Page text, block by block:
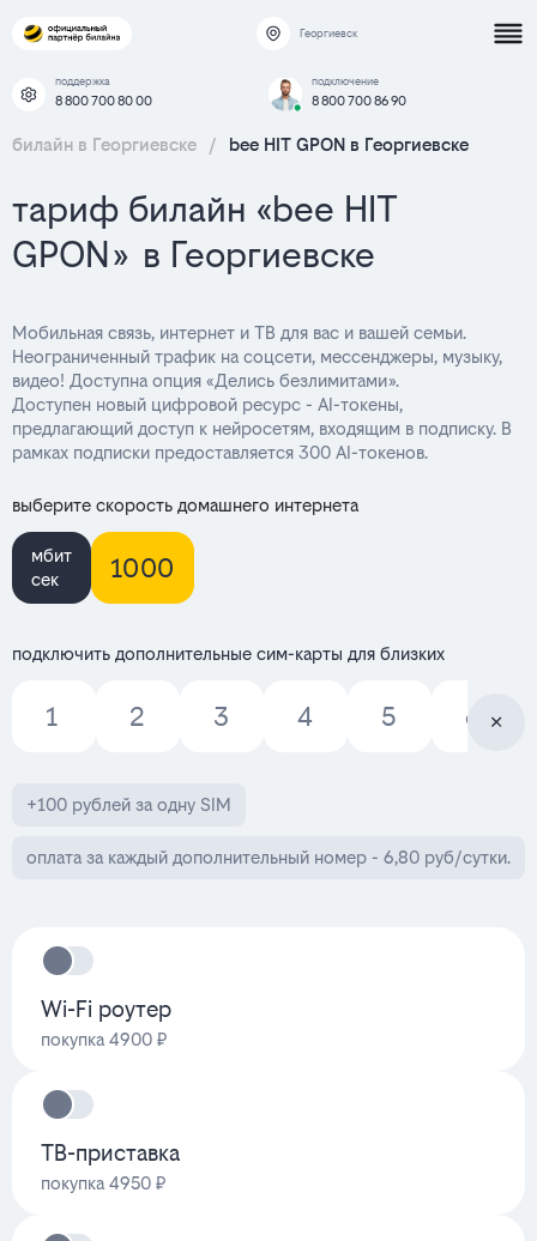
Георгиевск
поддержка
8 800 700 80 00
подключение
8 800 700 86 90
билайн в Георгиевске / bee HIT GPON в Георгиевске
тариф билайн «bee HIT
GPON» в Георгиевске
Мобильная связь, интернет и ТВ для вас и вашей семьи.
Неограниченный трафик на соцсети, мессенджеры, музыку,
видео! Доступна опция «Делись безлимитами».
Доступен новый цифровой ресурс - AI-токены,
предлагающий доступ к нейросетям, входящим в подписку. В
рамках подписки предоставляется 300 AI-токенов.
выберите скорость домашнего интернета
мбит
сек
1000
подключить дополнительные сим-карты для близких
1 2 3 4 5 6
+100 рублей за одну SIM
оплата за каждый дополнительный номер - 6,80 руб/сутки.
Wi-Fi роутер
покупка 4900 ₽
ТВ-приставка
покупка 4950 ₽